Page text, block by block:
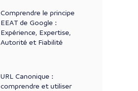
Comprendre le principe
EEAT de Google :
Expérience, Expertise,
Autorité et Fiabilité
URL Canonique :
comprendre et utiliser